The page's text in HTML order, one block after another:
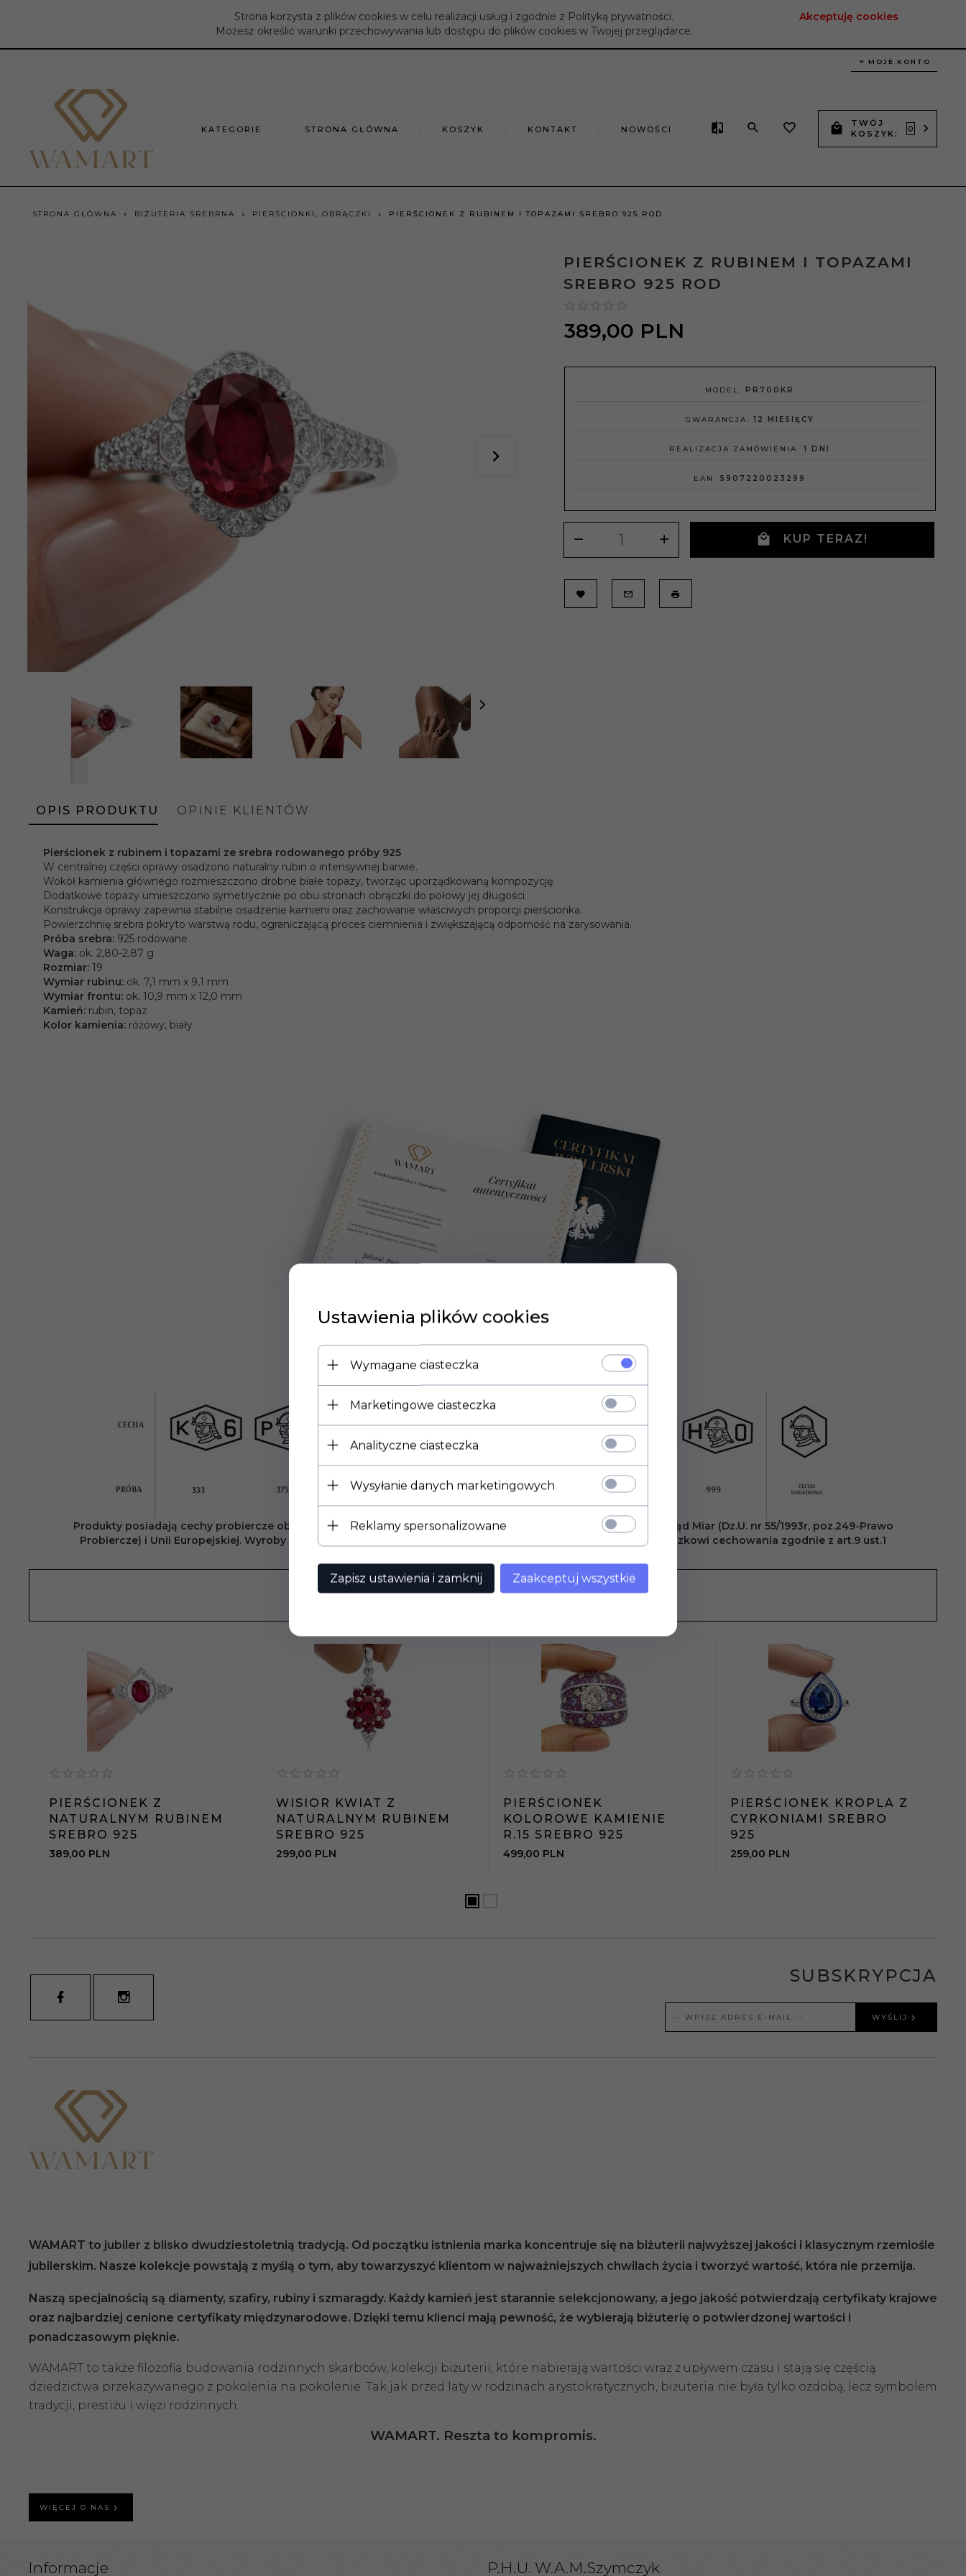
Strona korzysta z plików cookies w celu realizacji usług i zgodnie z Polityką prywatności.
Możesz określić warunki przechowywania lub dostępu do plików cookies w Twojej przeglądarce.
Akceptuję cookies
MOJE KONTO
KATEGORIE STRONA GŁÓWNA KOSZYK KONTAKT NOWOŚCI
TWÓJ
KOSZYK:
0
STRONA GŁÓWNA BIŻUTERIA SREBRNA PIERŚCIONKI, OBRĄCZKI PIERŚCIONEK Z RUBINEM I TOPAZAMI SREBRO 925 ROD
PIERŚCIONEK Z RUBINEM I TOPAZAMI
SREBRO 925 ROD
389,00 PLN
MODEL: PR700KR
GWARANCJA: 12 MIESIĘCY
REALIZACJA ZAMÓWIENIA:1 DNI
EAN:5907220023299
KUP TERAZ!
OPIS PRODUKTU OPINIE KLIENTÓW
Pierścionek z rubinem i topazami ze srebra rodowanego próby 925
W centralnej części oprawy osadzono naturalny rubin o intensywnej barwie.
Wokół kamienia głównego rozmieszczono drobne białe topazy, tworząc uporządkowaną kompozycję.
Dodatkowe topazy umieszczono symetrycznie po obu stronach obrączki do połowy jej długości.
Konstrukcja oprawy zapewnia stabilne osadzenie kamieni oraz zachowanie właściwych proporcji pierścionka.
Powierzchnię srebra pokryto warstwą rodu, ograniczającą proces ciemnienia i zwiększającą odporność na zarysowania.
Próba srebra: 925 rodowane
Waga: ok. 2,80-2,87 g
Rozmiar: 19
Wymiar rubinu: ok. 7,1 mm x 9,1 mm
Wymiar frontu: ok, 10,9 mm x 12,0 mm
Kamień: rubin, topaz
Kolor kamienia: różowy, biały
Produkty posiadają cechy probiercze obowiązujące na terenie Rzeczypospolitej zatwierdzone przez Główny Urząd Miar (Dz.U. nr 55/1993r, poz.249-Prawo
Probiercze) i Unii Europejskiej. Wyroby złote o masie sztuki poniżej 1g i srebrne poniżej 5g nie podlegają obowiązkowi cechowania zgodnie z art.9 ust.1
POLECAMY
PIERŚCIONEK Z
NATURALNYM RUBINEM
SREBRO 925
389,00 PLN
WISIOR KWIAT Z
NATURALNYM RUBINEM
SREBRO 925
299,00 PLN
PIERŚCIONEK
KOLOROWE KAMIENIE
R.15 SREBRO 925
499,00 PLN
PIERŚCIONEK KROPLA Z
CYRKONIAMI SREBRO
925
259,00 PLN
SUBSKRYPCJA
WYŚLIJ
WAMART to jubiler z blisko dwudziestoletnią tradycją. Od początku istnienia marka koncentruje się na biżuterii najwyższej jakości i klasycznym rzemiośle
jubilerskim. Nasze kolekcje powstają z myślą o tym, aby towarzyszyć klientom w najważniejszych chwilach życia i tworzyć wartość, która nie przemija.
Naszą specjalnością są diamenty, szafiry, rubiny i szmaragdy. Każdy kamień jest starannie selekcjonowany, a jego jakość potwierdzają certyfikaty krajowe
oraz najbardziej cenione certyfikaty międzynarodowe. Dzięki temu klienci mają pewność, że wybierają biżuterię o potwierdzonej wartości i
ponadczasowym pięknie.
WAMART to także filozofia budowania rodzinnych skarbców, kolekcji biżuterii, które nabierają wartości wraz z upływem czasu i stają się częścią
dziedzictwa przekazywanego z pokolenia na pokolenie. Tak jak przed laty w rodzinach arystokratycznych, biżuteria nie była tylko ozdobą, lecz symbolem
tradycji, prestiżu i więzi rodzinnych.
WAMART. Reszta to kompromis.
WIĘCEJ O NAS
Informacje P.H.U. W.A.M.Szymczyk
Ustawienia plików cookies
Wymagane ciasteczka
Marketingowe ciasteczka
Analityczne ciasteczka
Wysyłanie danych marketingowych
Reklamy spersonalizowane
Zapisz ustawienia i zamknij Zaakceptuj wszystkie